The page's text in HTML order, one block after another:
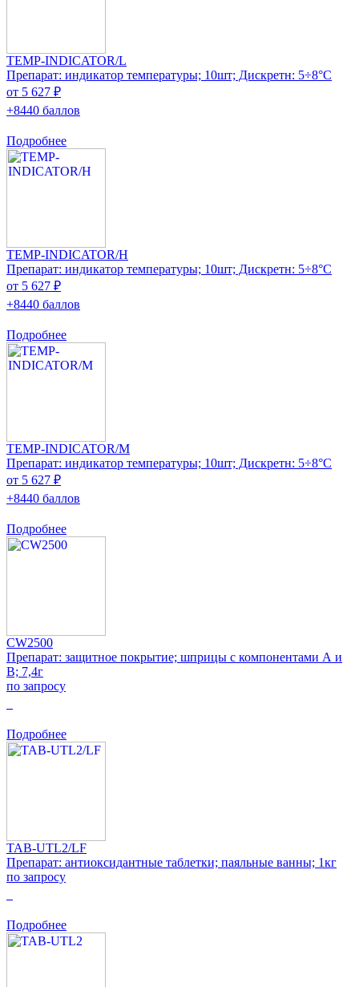
TEMP-INDICATOR/L
Препарат: индикатор температуры; 10шт; Дискретн: 5÷8°C
от 5 627 ₽
+8440 баллов
Подробнее
TEMP-INDICATOR/H
Препарат: индикатор температуры; 10шт; Дискретн: 5÷8°C
от 5 627 ₽
+8440 баллов
Подробнее
TEMP-INDICATOR/M
Препарат: индикатор температуры; 10шт; Дискретн: 5÷8°C
от 5 627 ₽
+8440 баллов
Подробнее
CW2500
Препарат: защитное покрытие; шприцы с компонентами А и
В; 7,4г
по запросу
Подробнее
TAB-UTL2/LF
Препарат: антиоксидантные таблетки; паяльные ванны; 1кг
по запросу
Подробнее